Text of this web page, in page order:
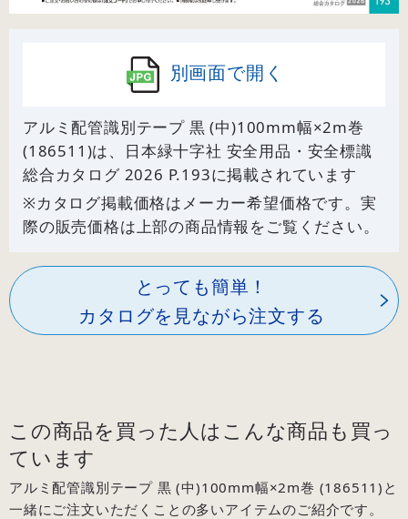
別画面で開く
アルミ配管識別テープ 黒 (中)100mm幅×2m巻
(186511)は、日本緑十字社 安全用品・安全標識
総合カタログ 2026 P.193に掲載されています
※カタログ掲載価格はメーカー希望価格です。実
際の販売価格は上部の商品情報をご覧ください。
とっても簡単！
カタログを見ながら注文する
この商品を買った人はこんな商品も買っ
ています
アルミ配管識別テープ 黒 (中)100mm幅×2m巻 (186511)と
一緒にご注文いただくことの多いアイテムのご紹介です。